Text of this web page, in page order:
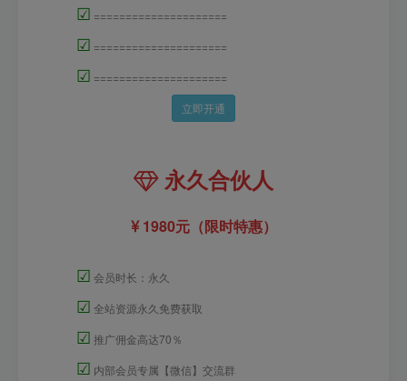
☑ =====================
☑ =====================
☑ =====================
立即开通
永久合伙人
1980元（限时特惠）
☑ 会员时长：永久
☑ 全站资源永久免费获取
☑ 推广佣金高达70％
☑ 内部会员专属【微信】交流群